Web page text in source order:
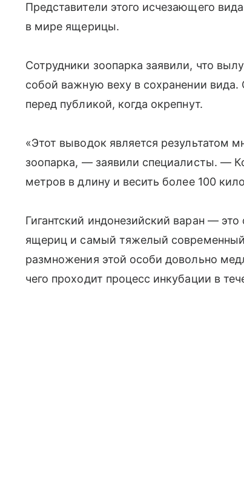
Представители этого исчезающего
в мире ящерицы.
Сотрудники зоопарка заявили, что
собой важную веху в сохранении
перед публикой, когда окрепнут.
«Этот выводок является результатом
зоопарка, — заявили специалисты. —
метров в длину и весить более 100
Гигантский индонезийский варан —
ящериц и самый тяжелый
размножения этой особи довольно
чего проходит процесс инкубации в